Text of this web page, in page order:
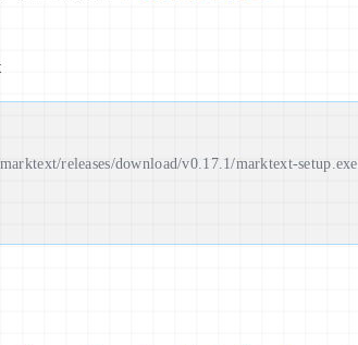
releases/download/v0.17.1/marktext-setup.exe